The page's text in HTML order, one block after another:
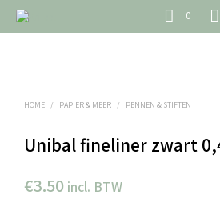
0
HOME / PAPIER & MEER / PENNEN & STIFTEN
Unibal fineliner zwart
€3.50 incl. BTW